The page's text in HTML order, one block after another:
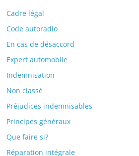
Cadre légal
Code autoradio
En cas de désaccord
Expert automobile
Indemnisation
Non classé
Préjudices indemnisables
Principes généraux
Que faire si?
Réparation intégrale